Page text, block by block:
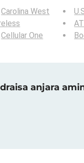
Carolina West
Cellular One
anjara